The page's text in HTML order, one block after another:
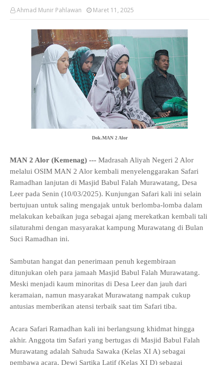
Ahmad Munir Pahlawan Maret 11, 2025
Dok.MAN 2 Alor
MAN 2 Alor (Kemenag) --- Madrasah Aliyah Negeri 2 Alor
melalui OSIM MAN 2 Alor kembali menyelenggarakan Safari
Ramadhan lanjutan di Masjid Babul Falah Murawatang, Desa
Leer pada Senin (10/03/2025). Kunjungan Safari kali ini selain
bertujuan untuk saling mengajak untuk berlomba-lomba dalam
melakukan kebaikan juga sebagai ajang merekatkan kembali tali
silaturahmi dengan masyarakat kampung Murawatang di Bulan
Suci Ramadhan ini.
Sambutan hangat dan penerimaan penuh kegembiraan
ditunjukan oleh para jamaah Masjid Babul Falah Murawatang.
Meski menjadi kaum minoritas di Desa Leer dan jauh dari
keramaian, namun masyarakat Murawatang nampak cukup
antusias memberikan atensi terbaik saat tim Safari tiba.
Acara Safari Ramadhan kali ini berlangsung khidmat hingga
akhir. Anggota tim Safari yang bertugas di Masjid Babul Falah
Murawatang adalah Sahuda Sawaka (Kelas XI A) sebagai
pembawa acara, Dewi Sartika Latif (Kelas XI D) sebagai